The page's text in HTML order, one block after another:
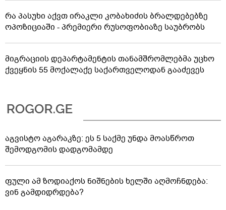
რა პასუხი აქვთ ირაკლი კობახიძის ბრალდებებზე
ოპოზიციაში - პრემიერი რუსოფობიაზე საუბრობს
მიგრაციის დეპარტამენტის თანამშრომლებმა უცხო
ქვეყნის 55 მოქალაქე საქართველოდან გააძევეს
აგვისტო აგარაკზე: ეს 5 საქმე უნდა მოასწროთ
შემოდგომის დადგომამდე
ფული ამ ზოდიაქოს ნიშნების ხელში აღმოჩნდება:
ვინ გამდიდრდება?